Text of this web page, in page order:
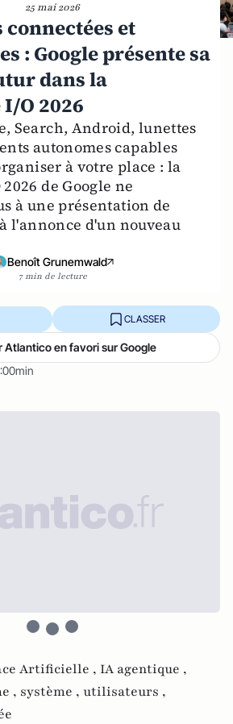
25 mai 2026
et
: Google présente sa
dans la
O 2026
Search, Android, lunettes
autonomes capables
à votre place : la
de Google ne
à une présentation de
l'annonce d'un nouveau
Benoît Grunemwald
7 min de lecture
CLASSER
Atlantico en favori sur Google
Artificielle , IA agentique ,
, système , utilisateurs ,